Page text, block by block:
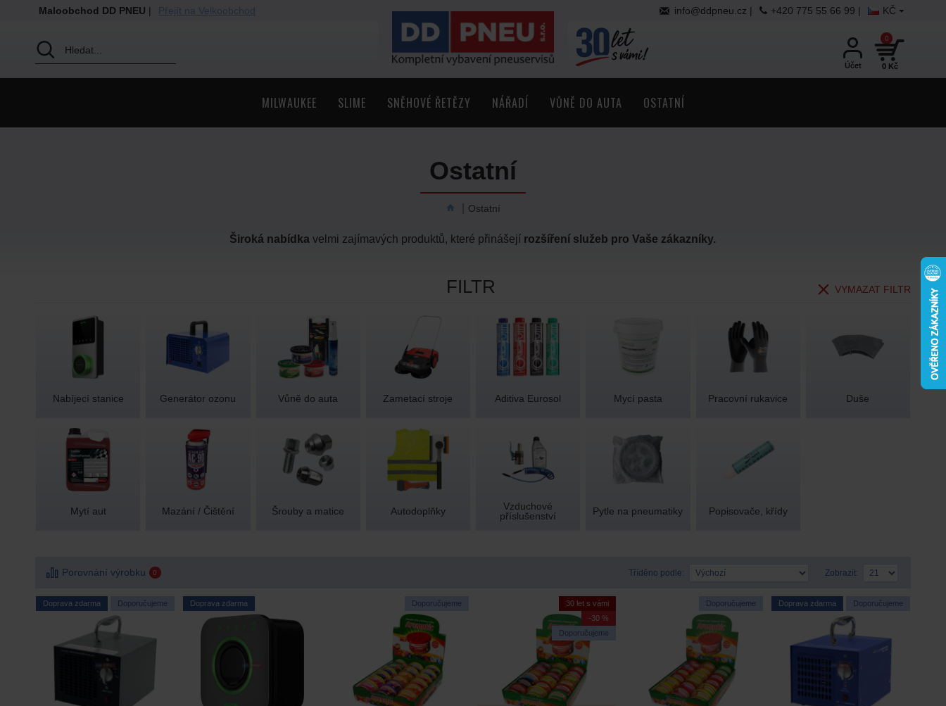
Maloobchod DD PNEU | Přejít na Velkoobchod KČ
info@ddpneu.cz | +420 775 55 66 99 |
Účet 0 Kč
0
MILWAUKEE SLIME SNĚHOVÉ ŘETĚZY NÁŘADÍ VŮNĚ DO AUTA OSTATNÍ
Ostatní
Ostatní
Široká nabídka velmi zajímavých produktů, které přinášejí rozšíření služeb pro Vaše zákazníky.
FILTR VYMAZAT FILTR
Nabíjecí stanice Generátor ozonu Vůně do auta Zametací stroje Aditiva Eurosol Mycí pasta Pracovní rukavice Duše
Mytí aut Mazání / Čištění Šrouby a matice Autodoplňky
Vzduchové
příslušenství
Pytle na pneumatiky Popisovače, křídy
Porovnání výrobku 0 Tříděno podle: Zobrazit:
Doprava zdarma Doporučujeme Doprava zdarma Doporučujeme
Doporučujeme
30 let s vámi
-30 %
Doporučujeme Doprava zdarma Doporučujeme